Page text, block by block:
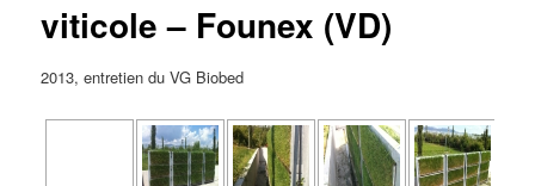
viticole – Founex (VD)
2013, entretien du VG Biobed